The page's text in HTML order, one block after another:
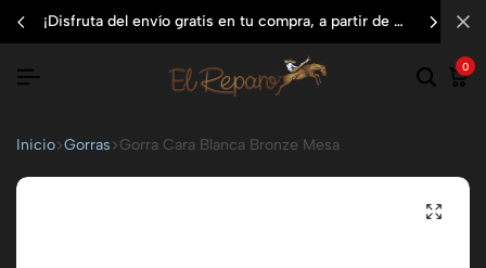
¡disfruta del envío gratis en tu compra, a partir de $3,000 mxn
0
Inicio Gorras Gorra Cara Blanca Bronze Mesa